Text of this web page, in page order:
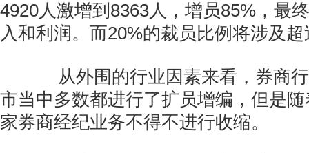
4920人激增到8363人，增员85%，最
入和利润。而20%的裁员比例将涉及
从外围的行业因素来看，券商行
市当中多数都进行了扩员增编，但是
家券商经纪业务不得不进行收缩。